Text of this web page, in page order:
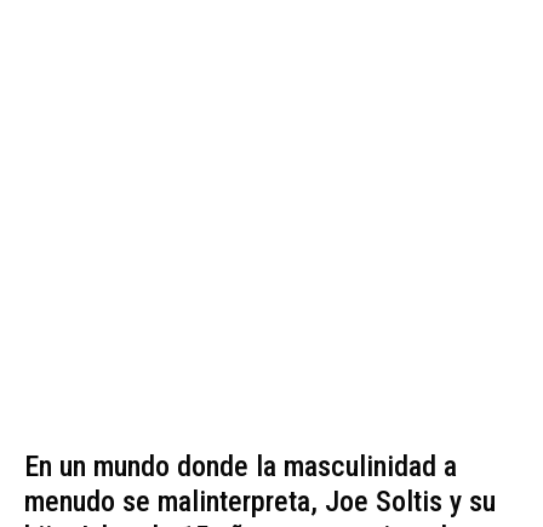
En un mundo donde la masculinidad a
menudo se malinterpreta, Joe Soltis y su